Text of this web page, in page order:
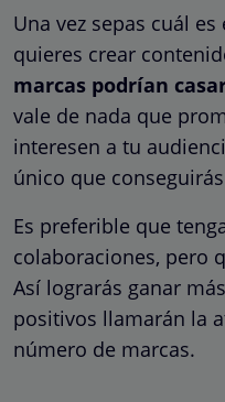
Una vez sepas cuál
quieres crear
marcas podrían
vale de nada que
interesen a tu
único que
Es preferible que
colaboraciones, pero
Así lograrás ganar
positivos llamarán la
número de marcas.